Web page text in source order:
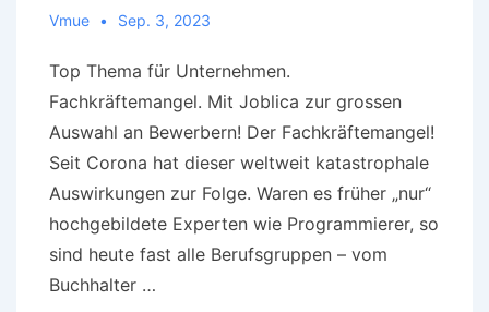
Vmue Sep. 3, 2023
Top Thema für Unternehmen.
Fachkräftemangel. Mit Joblica zur grossen
Auswahl an Bewerbern! Der Fachkräftemangel!
Seit Corona hat dieser weltweit katastrophale
Auswirkungen zur Folge. Waren es früher „nur“
hochgebildete Experten wie Programmierer, so
sind heute fast alle Berufsgruppen – vom
Buchhalter …